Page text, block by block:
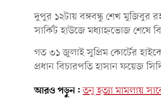
দুপুর ১২টায় বঙ্গবন্ধু শেখ মুজিবুর
সার্কিট হাউজে মধ্যাহ্নভোজ শেষে
গত ৩১ জুলাই সুপ্রিম কোর্টের
প্রধান বিচারপতি হাসান ফয়েজ
আরও পড়ুন: তনু হত্যা মামলায়